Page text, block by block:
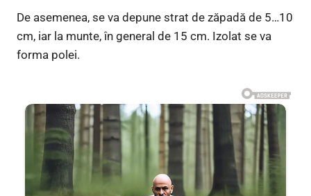
De asemenea, se va depune strat de zăpadă de 5…10
cm, iar la munte, în general de 15 cm. Izolat se va
forma polei.